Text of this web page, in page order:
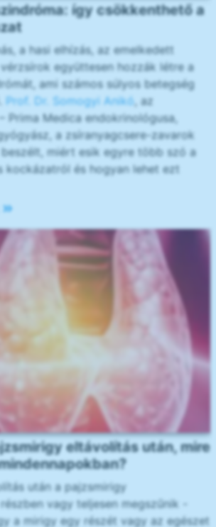
így csökkenthető a
a hasi elhízás, az emelkedett
együttesen hozzák létre a
ami számos súlyos betegség
Prof. Dr. Somogyi Anikó, az
Prima Medica endokrinológusa,
a zsíranyagcsere-zavarok
miért esik egyre több szó a
kockázatról és hogyan lehet ezt
eltávolítás után, mire
után a pajzsmirigy
vagy teljesen megszűnik -
a mirigy egy részét vagy az egészet